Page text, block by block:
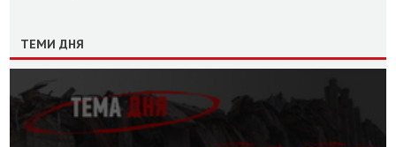
ТЕМИ ДНЯ